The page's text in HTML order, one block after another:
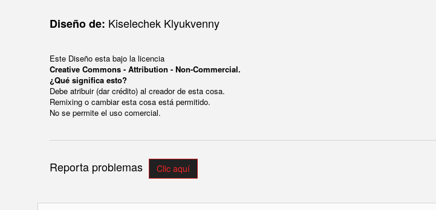
Diseño de: Kiselechek Klyukvenny
Este Diseño esta bajo la licencia
Creative Commons - Attribution - Non-Commercial.
¿Qué significa esto?
Debe atribuir (dar crédito) al creador de esta cosa.
Remixing o cambiar esta cosa está permitido.
No se permite el uso comercial.
Reporta problemas Clic aquí